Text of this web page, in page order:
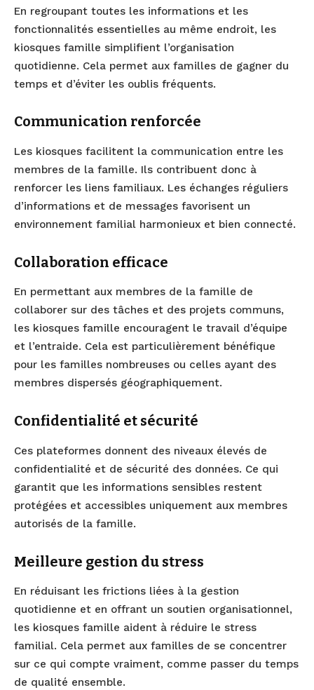
En regroupant toutes les informations et les
fonctionnalités essentielles au même endroit, les
kiosques famille simplifient l’organisation
quotidienne. Cela permet aux familles de gagner du
temps et d’éviter les oublis fréquents.
Communication renforcée
Les kiosques facilitent la communication entre les
membres de la famille. Ils contribuent donc à
renforcer les liens familiaux. Les échanges réguliers
d’informations et de messages favorisent un
environnement familial harmonieux et bien connecté.
Collaboration efficace
En permettant aux membres de la famille de
collaborer sur des tâches et des projets communs,
les kiosques famille encouragent le travail d’équipe
et l’entraide. Cela est particulièrement bénéfique
pour les familles nombreuses ou celles ayant des
membres dispersés géographiquement.
Confidentialité et sécurité
Ces plateformes donnent des niveaux élevés de
confidentialité et de sécurité des données. Ce qui
garantit que les informations sensibles restent
protégées et accessibles uniquement aux membres
autorisés de la famille.
Meilleure gestion du stress
En réduisant les frictions liées à la gestion
quotidienne et en offrant un soutien organisationnel,
les kiosques famille aident à réduire le stress
familial. Cela permet aux familles de se concentrer
sur ce qui compte vraiment, comme passer du temps
de qualité ensemble.